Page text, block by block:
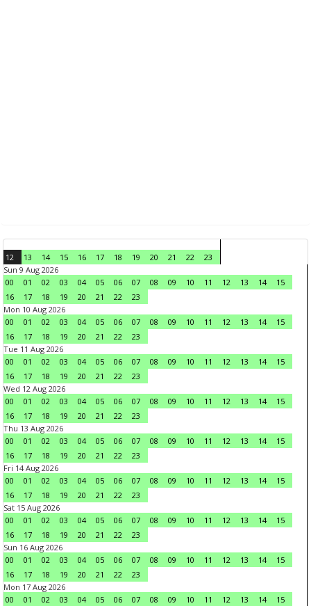
12 13 14 15 16 17 18 19 20 21 22
23
Sun 9 Aug 2026
00
01 02 03 04 05 06 07 08 09 10 11 12 13 14
15
16
17 18 19 20 21 22
23
Mon 10 Aug 2026
00
01 02 03 04 05 06 07 08 09 10 11 12 13 14
15
16
17 18 19 20 21 22
23
Tue 11 Aug 2026
00
01 02 03 04 05 06 07 08 09 10 11 12 13 14
15
16
17 18 19 20 21 22
23
Wed 12 Aug 2026
00
01 02 03 04 05 06 07 08 09 10 11 12 13 14
15
16
17 18 19 20 21 22
23
Thu 13 Aug 2026
00
01 02 03 04 05 06 07 08 09 10 11 12 13 14
15
16
17 18 19 20 21 22
23
Fri 14 Aug 2026
00
01 02 03 04 05 06 07 08 09 10 11 12 13 14
15
16
17 18 19 20 21 22
23
Sat 15 Aug 2026
00
01 02 03 04 05 06 07 08 09 10 11 12 13 14
15
16
17 18 19 20 21 22
23
Sun 16 Aug 2026
00
01 02 03 04 05 06 07 08 09 10 11 12 13 14
15
16
17 18 19 20 21 22
23
Mon 17 Aug 2026
00
01 02 03 04 05 06 07 08 09 10 11 12 13 14 15